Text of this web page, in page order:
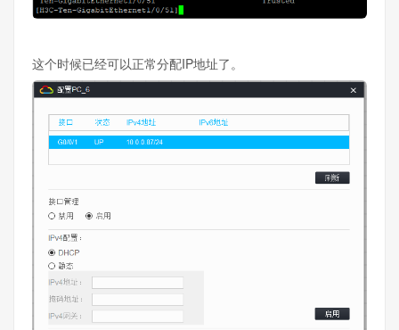
这个时候已经可以正常分配IP地址了。